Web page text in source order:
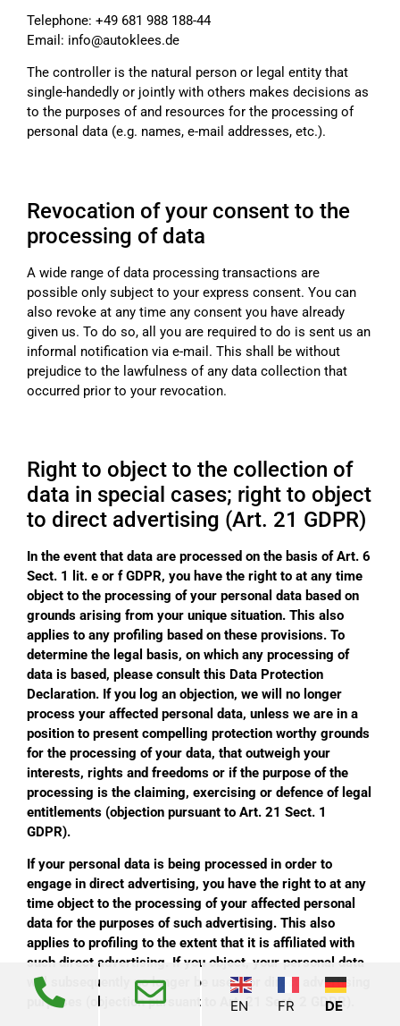
EN FR DE
Telephone: +49 681 988 188-44
Email: info@autoklees.de
The controller is the natural person or legal entity that
single-handedly or jointly with others makes decisions as
to the purposes of and resources for the processing of
personal data (e.g. names, e-mail addresses, etc.).
Revocation of your consent to the
processing of data
A wide range of data processing transactions are
possible only subject to your express consent. You can
also revoke at any time any consent you have already
given us. To do so, all you are required to do is sent us an
informal notification via e-mail. This shall be without
prejudice to the lawfulness of any data collection that
occurred prior to your revocation.
Right to object to the collection of
data in special cases; right to object
to direct advertising (Art. 21 GDPR)
In the event that data are processed on the basis of Art. 6
Sect. 1 lit. e or f GDPR, you have the right to at any time
object to the processing of your personal data based on
grounds arising from your unique situation. This also
applies to any profiling based on these provisions. To
determine the legal basis, on which any processing of
data is based, please consult this Data Protection
Declaration. If you log an objection, we will no longer
process your affected personal data, unless we are in a
position to present compelling protection worthy grounds
for the processing of your data, that outweigh your
interests, rights and freedoms or if the purpose of the
processing is the claiming, exercising or defence of legal
entitlements (objection pursuant to Art. 21 Sect. 1
GDPR).
If your personal data is being processed in order to
engage in direct advertising, you have the right to at any
time object to the processing of your affected personal
data for the purposes of such advertising. This also
applies to profiling to the extent that it is affiliated with
such direct advertising. If you object, your personal data
will subsequently no longer be used for direct advertising
purposes (objection pursuant to Art. 21 Sect. 2 GDPR).